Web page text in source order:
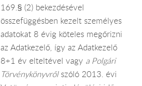
169.§ (2) bekezdésével
összefüggésben kezelt személyes
adatokat 8 évig köteles megőrizni
az Adatkezelő, így az Adatkezelő
8+1 év elteltével vagy a Polgári
Törvénykönyvrőlszóló 2013. évi